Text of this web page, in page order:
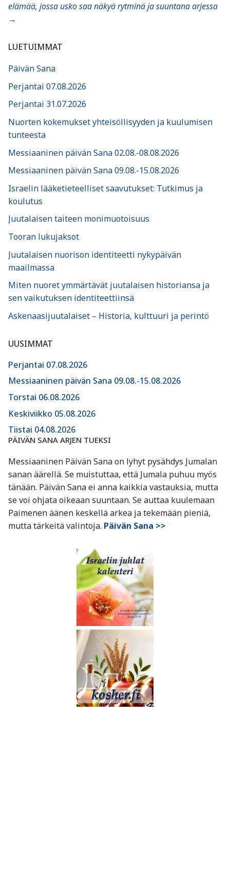
elämää, jossa usko saa näkyä rytminä ja suuntana arjessa
→
LUETUIMMAT
Päivän Sana
Perjantai 07.08.2026
Perjantai 31.07.2026
Nuorten kokemukset yhteisöllisyyden ja kuulumisen
tunteesta
Messiaaninen päivän Sana 02.08.-08.08.2026
Messiaaninen päivän Sana 09.08.-15.08.2026
Israelin lääketieteelliset saavutukset: Tutkimus ja
koulutus
Juutalaisen taiteen monimuotoisuus
Tooran lukujaksot
Juutalaisen nuorison identiteetti nykypäivän
maailmassa
Miten nuoret ymmärtävät juutalaisen historiansa ja
sen vaikutuksen identiteettiinsä
Askenaasijuutalaiset – Historia, kulttuuri ja perintö
UUSIMMAT
Perjantai 07.08.2026
Messiaaninen päivän Sana 09.08.-15.08.2026
Torstai 06.08.2026
Keskiviikko 05.08.2026
Tiistai 04.08.2026
PÄIVÄN SANA ARJEN TUEKSI
Messiaaninen Päivän Sana on lyhyt pysähdys Jumalan
sanan äärellä. Se muistuttaa, että Jumala puhuu myös
tänään. Päivän Sana ei anna kaikkia vastauksia, mutta
se voi ohjata oikeaan suuntaan. Se auttaa kuulemaan
Paimenen äänen keskellä arkea ja tekemään pieniä,
mutta tärkeitä valintoja. Päivän Sana >>